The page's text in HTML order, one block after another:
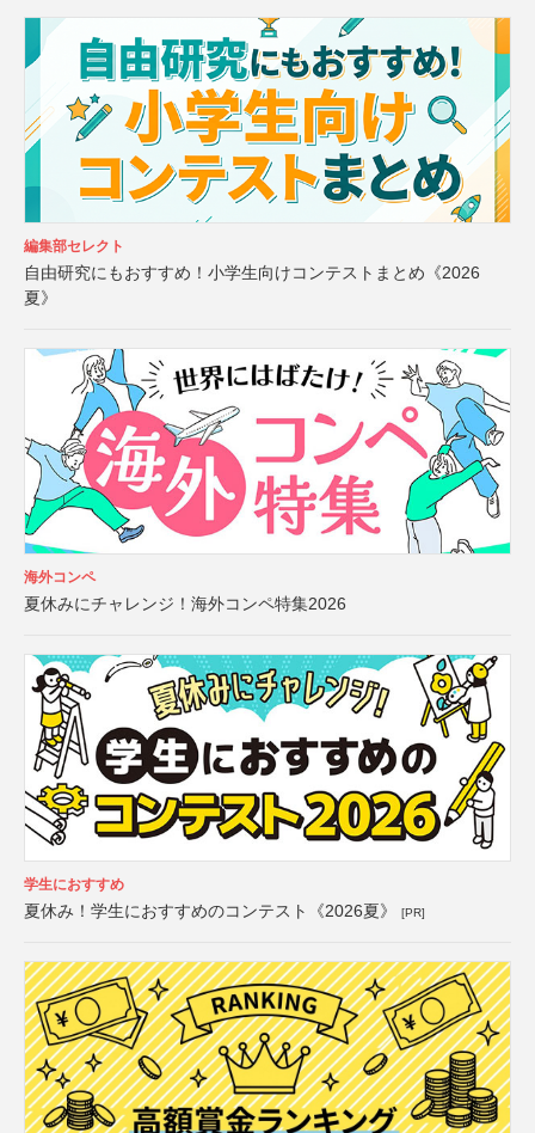
編集部セレクト
自由研究にもおすすめ！小学生向けコンテストまとめ《2026
夏》
海外コンペ
夏休みにチャレンジ！海外コンペ特集2026
学生におすすめ
夏休み！学生におすすめのコンテスト《2026夏》 [PR]